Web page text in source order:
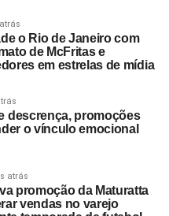
o Rio de Janeiro com
de McFritas e
em estrelas de mídia
descrença, promoções
o vínculo emocional
atrás
promoção da Maturatta
vendas no varejo